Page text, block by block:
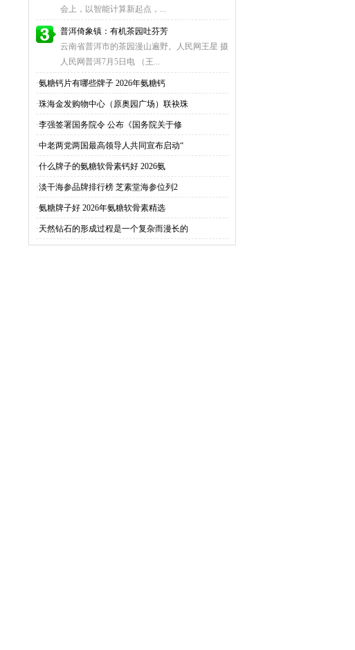
会上，以智能计算新起点，...
普洱倚象镇：有机茶园吐芬芳
云南省普洱市的茶园漫山遍野。人民网王星 摄
人民网普洱7月5日电 （王...
·氨糖钙片有哪些牌子 2026年氨糖钙
·珠海金发购物中心（原奥园广场）联袂珠
·李强签署国务院令 公布《国务院关于修
·中老两党两国最高领导人共同宣布启动“
·什么牌子的氨糖软骨素钙好 2026氨
·淡干海参品牌排行榜 芝素堂海参位列2
·氨糖牌子好 2026年氨糖软骨素精选
·天然钻石的形成过程是一个复杂而漫长的